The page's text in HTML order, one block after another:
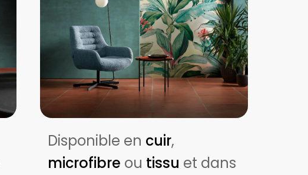
Disponible en cuir,
microfibre ou tissu et dans